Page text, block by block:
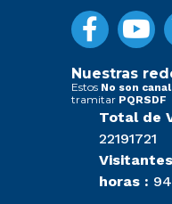
Nuestras
Estos No son
tramitar PQRSDF
Total de
22191721
horas :